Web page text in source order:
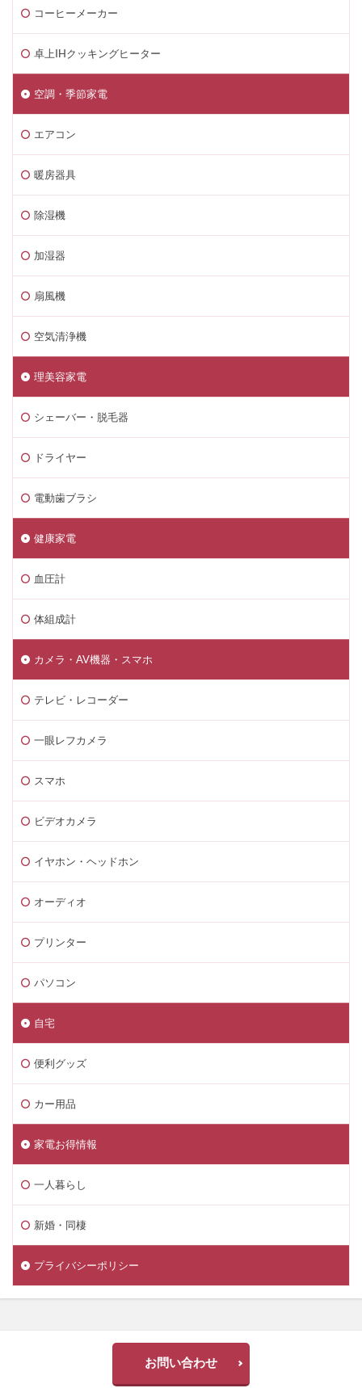
コーヒーメーカー
卓上IHクッキングヒーター
空調・季節家電
エアコン
暖房器具
除湿機
加湿器
扇風機
空気清浄機
理美容家電
シェーバー・脱毛器
ドライヤー
電動歯ブラシ
健康家電
血圧計
体組成計
カメラ・AV機器・スマホ
テレビ・レコーダー
一眼レフカメラ
スマホ
ビデオカメラ
イヤホン・ヘッドホン
オーディオ
プリンター
パソコン
自宅
便利グッズ
カー用品
家電お得情報
一人暮らし
新婚・同棲
プライバシーポリシー
お問い合わせ